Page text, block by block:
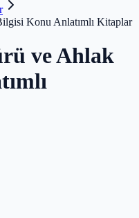
Konu Anlatımlı Kitaplar
ve Ahlak